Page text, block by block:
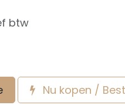
btw
Nu kopen /